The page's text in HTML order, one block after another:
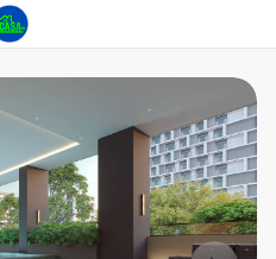
- Tu Casa RD